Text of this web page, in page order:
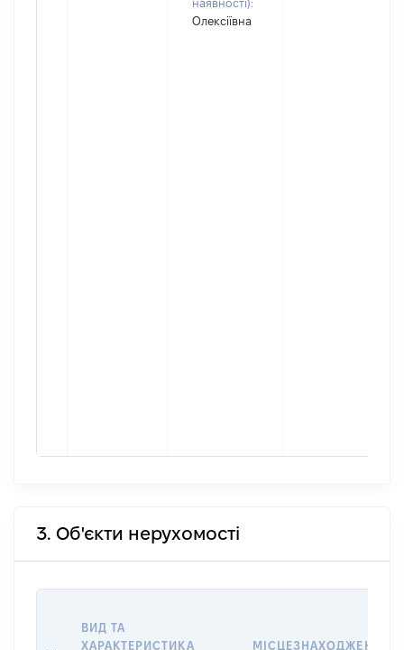
наявності):
Олексіївна
3. Об'єкти нерухомості
ВИД ТА
ХАРАКТЕРИСТИКА
МІСЦЕЗНАХОДЖЕННЯ